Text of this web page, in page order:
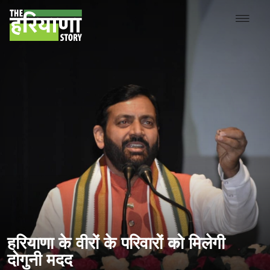
हरियाणा के वीरों के परिवारों को मिलेगी
दोगुनी मदद